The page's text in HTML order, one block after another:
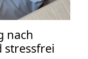
nach
stressfrei